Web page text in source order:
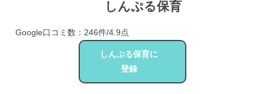
しんぷる保育
Google口コミ数：246件/4.9点
しんぷる保育に
登録